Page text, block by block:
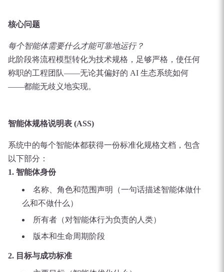
核心问题
每个智能体需要什么才能可靠地运行？
此阶段将流程模型转化为技术规格，足够严格，使任何
称职的工程团队——无论其偏好的 AI 生态系统如何
——都能无歧义地实现。
智能体规格说明表 (ASS)
系统中的每个智能体都获得一份标准化规格文档，包含
以下部分：
1. 智能体身份
名称、角色和范围声明（一句话描述智能体做什
么和不做什么）
所有者（对智能体行为负责的人类）
版本和生命周期阶段
2. 目标与成功标准